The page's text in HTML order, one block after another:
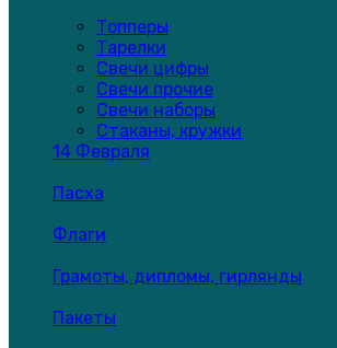
Топперы
Тарелки
Свечи цифры
Свечи прочие
Свечи наборы
Стаканы, кружки
14 Февраля
Пасха
Флаги
Грамоты, дипломы, гирлянды
Пакеты